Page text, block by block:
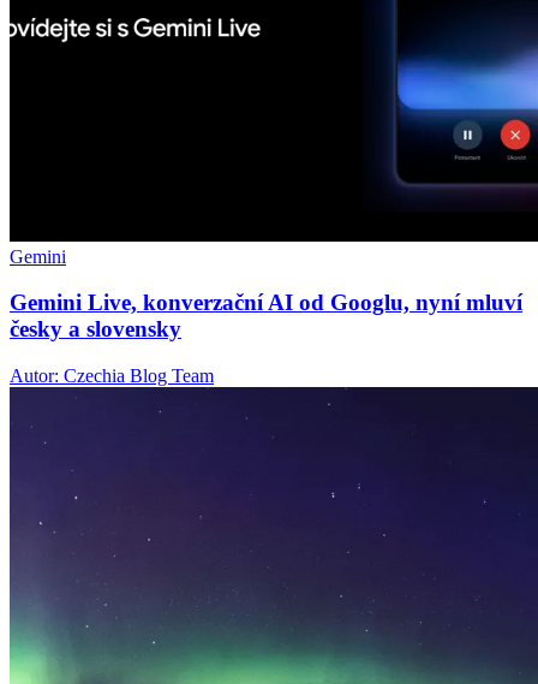
Gemini
Gemini Live, konverzační AI od Googlu, nyní mluví
česky a slovensky
Autor: Czechia Blog Team